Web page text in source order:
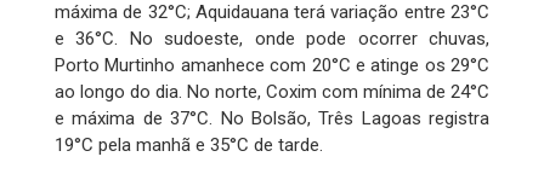
máxima de 32°C; Aquidauana terá variação entre 23°C
e 36°C. No sudoeste, onde pode ocorrer chuvas,
Porto Murtinho amanhece com 20°C e atinge os 29°C
ao longo do dia. No norte, Coxim com mínima de 24°C
e máxima de 37°C. No Bolsão, Três Lagoas registra
19°C pela manhã e 35°C de tarde.